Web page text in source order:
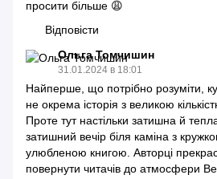
просити більше 😩
Відповісти
Ольга Томчишин
31.01.2024 в 18:01
Найперше, що потрібно розуміти,
не окрема історія з великою
Проте тут настільки затишна й
затишний вечір біля каміна з
улюбленою книгою. Авторці
повернути читачів до атмосфери